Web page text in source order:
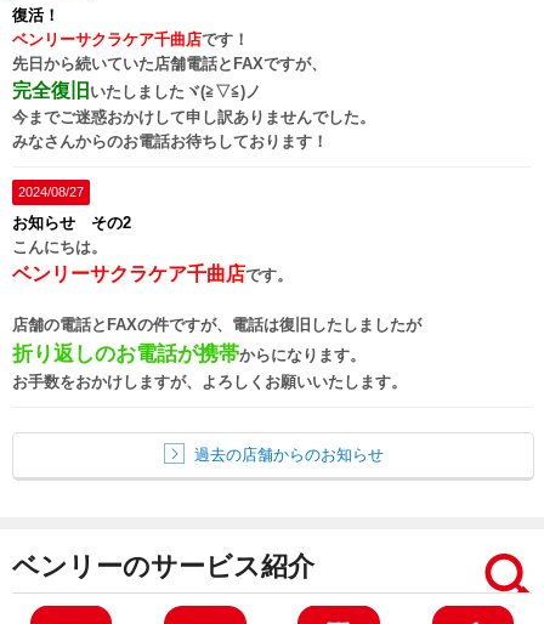
復活！
ベンリーサクラケア千曲店です！
先日から続いていた店舗電話とFAXですが、
完全復旧 いたしましたヾ(≧▽≦)ノ
今までご迷惑おかけして申し訳ありませんでした。
みなさんからのお電話お待ちしております！
2024/08/27
お知らせ その2
こんにちは。
ベンリーサクラケア千曲店です。
店舗の電話とFAXの件ですが、電話は復旧したしましたが
折り返しのお電話が携帯からになります。
お手数をおかけしますが、よろしくお願いいたします。
過去の店舗からのお知らせ
ベンリーのサービス紹介